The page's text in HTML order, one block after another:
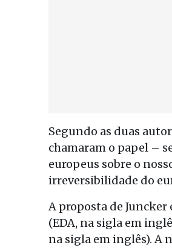
Segundo as duas
chamaram o papel –
europeus sobre o
irreversibilidade do
A proposta de
(EDA, na sigla em
na sigla em inglês). A